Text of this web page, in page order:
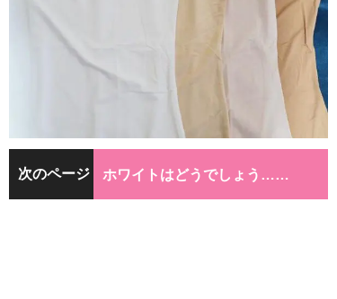
次のページ ホワイトはどうでしょう……